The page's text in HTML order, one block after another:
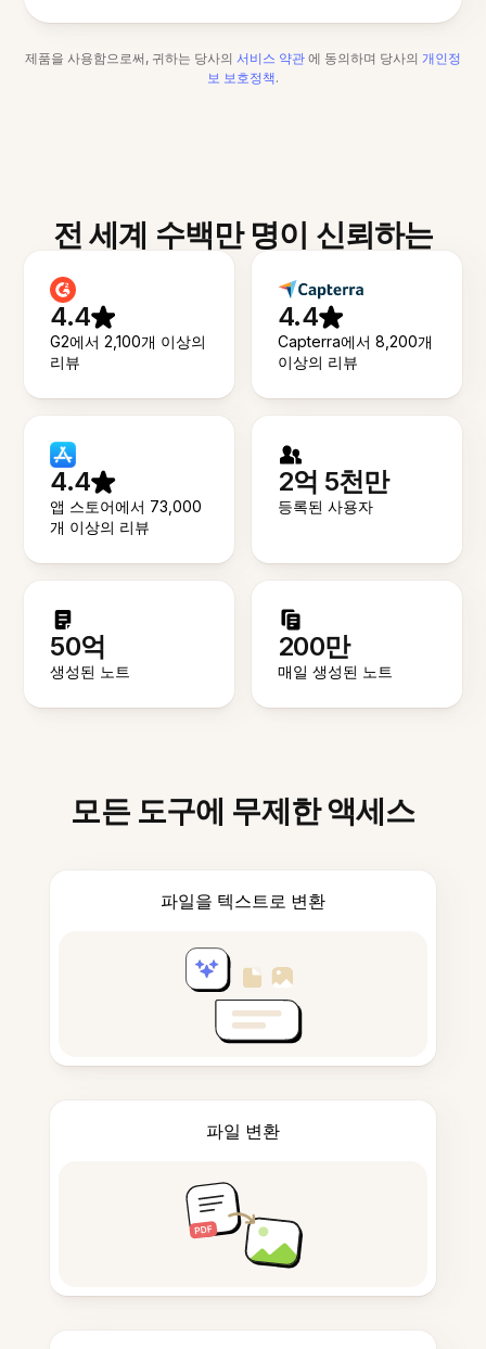
제품을 사용함으로써, 귀하는 당사의 서비스 약관 에 동의하며 당사의 개인정
보 보호정책.
전 세계 수백만 명이 신뢰하는
4.4
G2에서 2,100개 이상의
리뷰
4.4
Capterra에서 8,200개
이상의 리뷰
4.4
앱 스토어에서 73,000
개 이상의 리뷰
2억 5천만
등록된 사용자
50억
생성된 노트
200만
매일 생성된 노트
모든 도구에 무제한 액세스
파일을 텍스트로 변환
파일 변환